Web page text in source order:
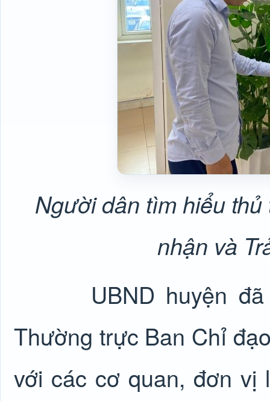
Người dân tìm hiểu
nhận và
UBND huyện đã
Thường trực Ban Chỉ
với các cơ quan, đơn vị